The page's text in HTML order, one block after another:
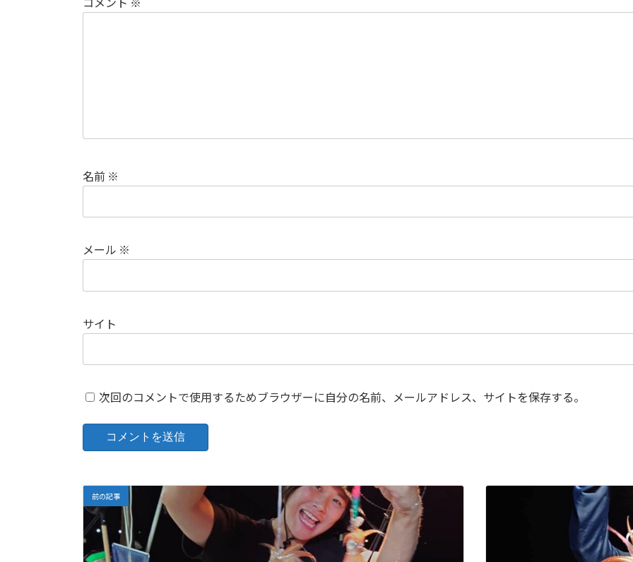
名前 ※
メール ※
サイト
次回のコメントで使用するためブラウザーに自分の名前、メールアドレス、サイトを保存する。
前の記事